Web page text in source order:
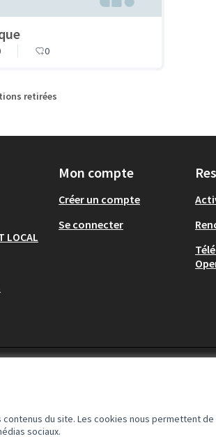
du site. Les cookies nous permettent de
sociaux.
0
retirées
LOCAL
Mon compte
Créer un compte
Se connecter